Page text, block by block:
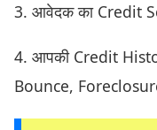
3. आवेदक का Credit
4. आपकी Credit
Bounce, Foreclosure